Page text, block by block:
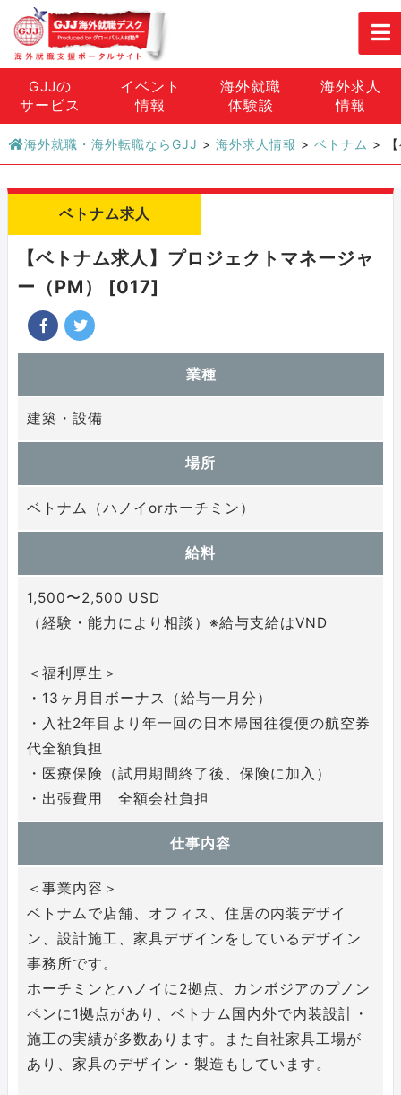
GJJの
サービス
イベント
情報
海外就職
体験談
海外求人
情報
海外就職・海外転職ならGJJ > 海外求人情報 > ベトナム >
ベトナム求人
【ベトナム求人】プロジェクトマネージャ
ー（PM） [017]
業種
建築・設備
場所
ベトナム（ハノイorホーチミン）
給料
1,500〜2,500 USD
（経験・能⼒により相談）※給与支給はVND
＜福利厚生＞
・13ヶ月⽬ボーナス（給与一月分）
・⼊社2年⽬より年一回の⽇本帰国往復便の航空券
代全額負担
・医療保険（試用期間終了後、保険に加⼊）
・出張費用 全額会社負担
仕事内容
＜事業内容＞
ベトナムで店舗、オフィス、住居の内装デザイ
ン、設計施⼯、家具デザインをしているデザイン
事務所です。
ホーチミンとハノイに2拠点、カンボジアのプノン
ペンに1拠点があり、ベトナム国内外で内装設計・
施⼯の実績が多数あります。また⾃社家具⼯場が
あり、家具のデザイン・製造もしています。